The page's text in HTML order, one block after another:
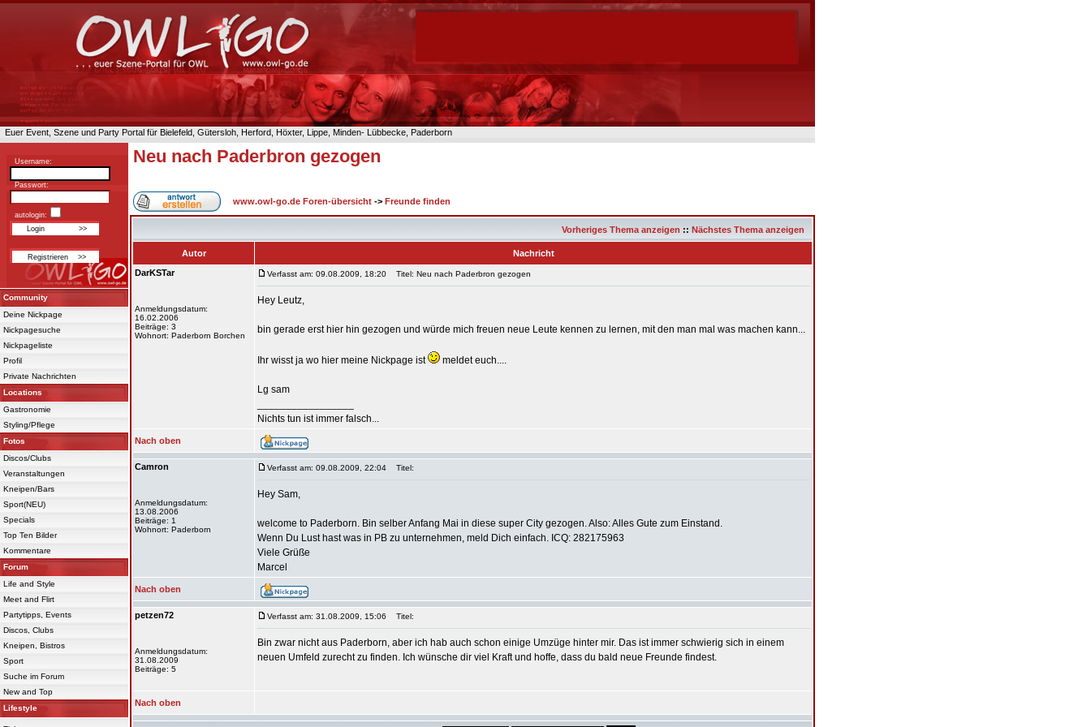
Euer Event, Szene und Party Portal für Bielefeld, Gütersloh, Herford, Höxter, Lippe, Minden- Lübbecke, Paderborn
Username:
Passwort:
autologin:
Community
Deine Nickpage
Nickpagesuche
Nickpageliste
Profil
Private Nachrichten
Locations
Gastronomie
Styling/Pflege
Fotos
Discos/Clubs
Veranstaltungen
Kneipen/Bars
Sport(NEU)
Specials
Top Ten Bilder
Kommentare
Forum
Life and Style
Meet and Flirt
Partytipps, Events
Discos, Clubs
Kneipen, Bistros
Sport
Suche im Forum
New and Top
Lifestyle
Neu nach Paderbron gezogen
www.owl-go.de Foren-übersicht -> Freunde finden
Vorheriges Thema anzeigen :: Nächstes Thema anzeigen
Autor
Nachricht
DarKSTar
Anmeldungsdatum:
16.02.2006
Beiträge: 3
Wohnort: Paderborn Borchen
Verfasst am: 09.08.2009, 18:20 Titel: Neu nach Paderbron gezogen
Hey Leutz,
bin gerade erst hier hin gezogen und würde mich freuen neue Leute kennen zu lernen, mit den man mal was machen kann...
Ihr wisst ja wo hier meine Nickpage ist meldet euch....
Lg sam
Nichts tun ist immer falsch...
Nach oben
Camron
Anmeldungsdatum:
13.08.2006
Beiträge: 1
Wohnort: Paderborn
Verfasst am: 09.08.2009, 22:04 Titel:
Hey Sam,
welcome to Paderborn. Bin selber Anfang Mai in diese super City gezogen. Also: Alles Gute zum Einstand.
Wenn Du Lust hast was in PB zu unternehmen, meld Dich einfach. ICQ: 282175963
Viele Grüße
Marcel
Nach oben
petzen72
Anmeldungsdatum:
31.08.2009
Beiträge: 5
Verfasst am: 31.08.2009, 15:06 Titel:
Bin zwar nicht aus Paderborn, aber ich hab auch schon einige Umzüge hinter mir. Das ist immer schwierig sich in einem
neuen Umfeld zurecht zu finden. Ich wünsche dir viel Kraft und hoffe, dass du bald neue Freunde findest.
Nach oben